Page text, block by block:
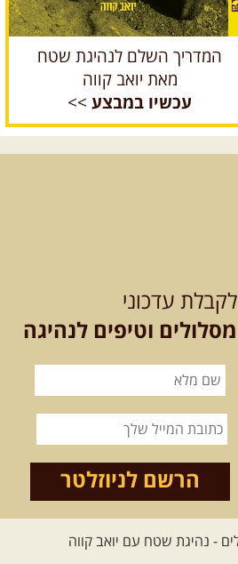
המדריך השלם לנהיגת שטח
מאת יואב קווה
עכשיו במבצע >>
לקבלת עדכוני
מסלולים וטיפים לנהיגה
הרשם לניוזלטר